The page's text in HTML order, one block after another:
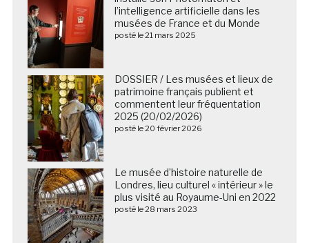
l’intelligence artificielle dans les
musées de France et du Monde
posté le 21 mars 2025
DOSSIER / Les musées et lieux de
patrimoine français publient et
commentent leur fréquentation
2025 (20/02/2026)
posté le 20 février 2026
Le musée d’histoire naturelle de
Londres, lieu culturel « intérieur » le
plus visité au Royaume-Uni en 2022
posté le 28 mars 2023